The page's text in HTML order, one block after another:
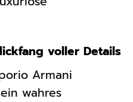
voller Details
Armani
wahres